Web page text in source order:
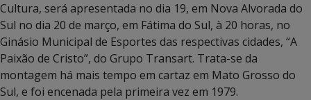
Cultura, será apresentada no dia 19, em Nova Alvorada do
Sul no dia 20 de março, em Fátima do Sul, à 20 horas, no
Ginásio Municipal de Esportes das respectivas cidades, “A
Paixão de Cristo”, do Grupo Transart. Trata-se da
montagem há mais tempo em cartaz em Mato Grosso do
Sul, e foi encenada pela primeira vez em 1979.